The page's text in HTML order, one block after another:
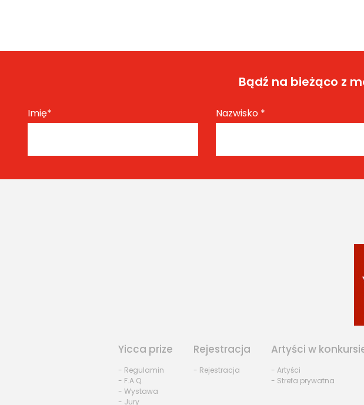
Bądź na bieżąco z
Imię* Nazwisko *
Yicca prize
- Regulamin
- F.A.Q.
- Wystawa
- Jury
Rejestracja
- Rejestracja
Artyści w
- Artyści
- Strefa prywatna